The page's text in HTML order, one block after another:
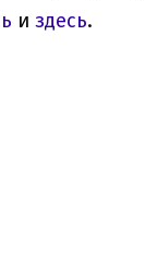
и здесь.